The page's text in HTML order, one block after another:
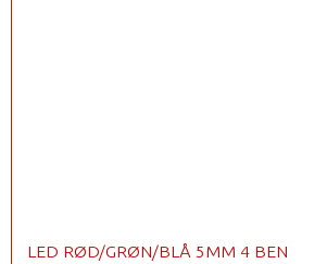
LED RØD/GRØN/BLÅ 5MM 4 BEN